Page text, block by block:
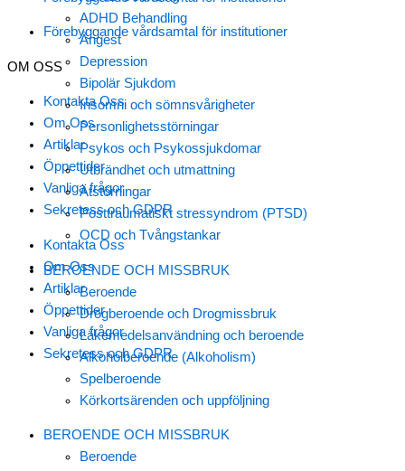
Förebyggande vårdsamtal för institutioner
OM OSS
Kontakta Oss
Om Oss
Artiklar
Öppettider
Vanliga frågor
Sekretess och GDPR
Kontakta Oss
Om Oss
Artiklar
Öppettider
Vanliga frågor
Sekretess och GDPR
ADHD Behandling
Ångest
Depression
Bipolär Sjukdom
Insomni och sömnsvårigheter
Personlighetsstörningar
Psykos och Psykossjukdomar
Utbrändhet och utmattning
Ätstörningar
Posttraumatiskt stressyndrom (PTSD)
OCD och Tvångstankar
BEROENDE OCH MISSBRUK
Beroende
Drogberoende och Drogmissbruk
Läkemedelsanvändning och beroende
Alkoholberoende (Alkoholism)
Spelberoende
Körkortsärenden och uppföljning
BEROENDE OCH MISSBRUK
Beroende